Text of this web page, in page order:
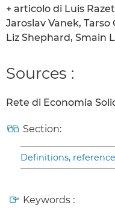
+ articolo di Luis
Jaroslav Vanek,
Liz Shephard, Smain
Sources :
Rete di Economia
Section:
Definitions,
Keywords :